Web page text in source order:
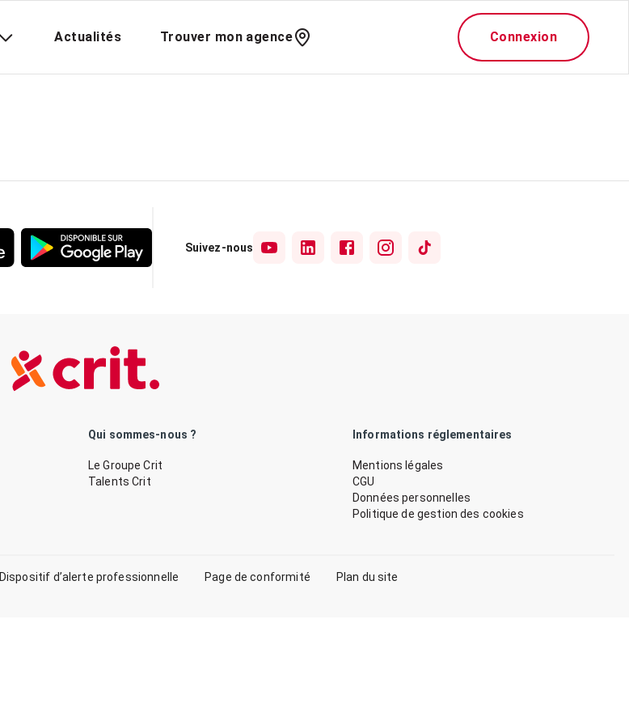
Actualités Trouver mon agence Connexion
Suivez-nous
Qui sommes-nous ?
Le Groupe Crit
Talents Crit
Informations réglementaires
Mentions légales
CGU
Données personnelles
Politique de gestion des cookies
Dispositif d’alerte professionnelle Page de conformité Plan du site